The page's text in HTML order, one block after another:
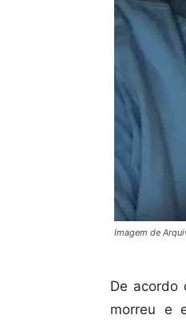
Imagem de
De acordo
morreu e